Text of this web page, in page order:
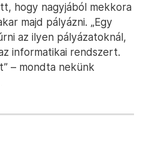
hogy nagyjából mekkora
majd pályázni. „Egy
az ilyen pályázatoknál,
informatikai rendszert.
– mondta nekünk